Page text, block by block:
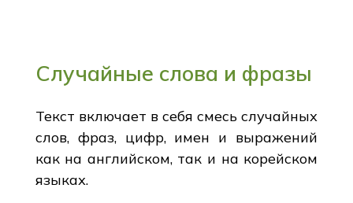
Случайные слова и фразы
Текст включает в себя смесь случайных
слов, фраз, цифр, имен и выражений
как на английском, так и на корейском
языках.